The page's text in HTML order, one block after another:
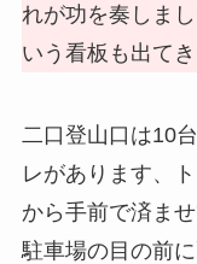
れが功を奏しま
いう看板も出て
二口登山口は10
レがあります、
から手前で済ませ
駐車場の目の前